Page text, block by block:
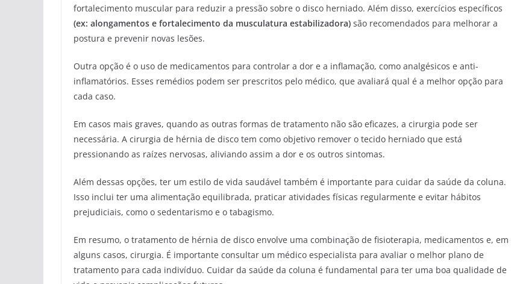
fortalecimento muscular para reduzir a pressão sobre o disco herniado. Além disso, exercícios específicos
(ex: alongamentos e fortalecimento da musculatura estabilizadora) são recomendados para melhorar a
postura e prevenir novas lesões.
Outra opção é o uso de medicamentos para controlar a dor e a inflamação, como analgésicos e anti-
inflamatórios. Esses remédios podem ser prescritos pelo médico, que avaliará qual é a melhor opção para
cada caso.
Em casos mais graves, quando as outras formas de tratamento não são eficazes, a cirurgia pode ser
necessária. A cirurgia de hérnia de disco tem como objetivo remover o tecido herniado que está
pressionando as raízes nervosas, aliviando assim a dor e os outros sintomas.
Além dessas opções, ter um estilo de vida saudável também é importante para cuidar da saúde da coluna.
Isso inclui ter uma alimentação equilibrada, praticar atividades físicas regularmente e evitar hábitos
prejudiciais, como o sedentarismo e o tabagismo.
Em resumo, o tratamento de hérnia de disco envolve uma combinação de fisioterapia, medicamentos e, em
alguns casos, cirurgia. É importante consultar um médico especialista para avaliar o melhor plano de
tratamento para cada indivíduo. Cuidar da saúde da coluna é fundamental para ter uma boa qualidade de